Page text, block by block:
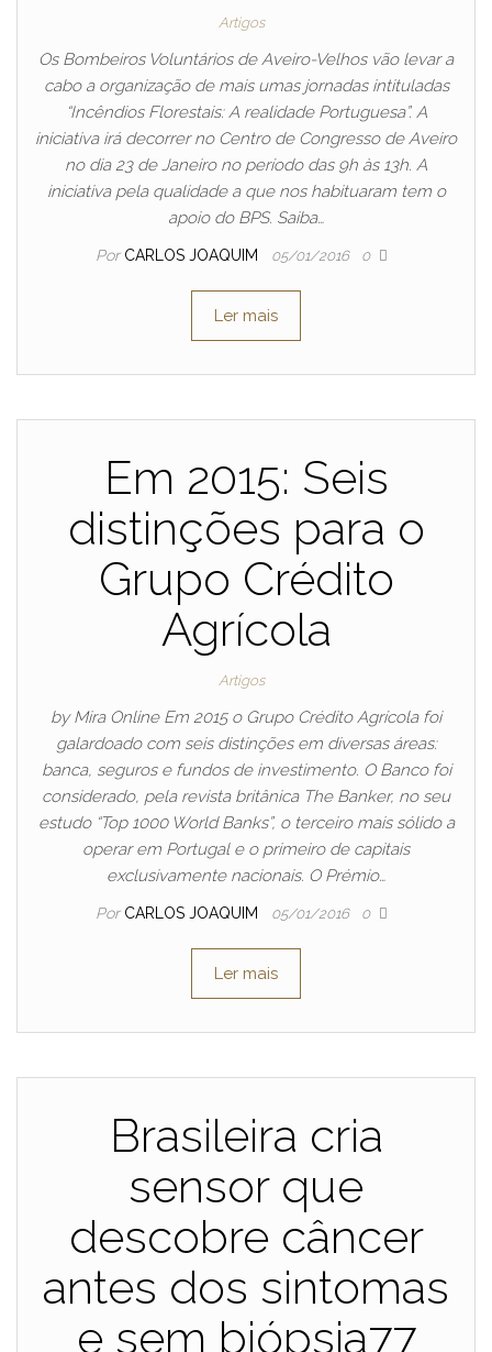
Artigos
Os Bombeiros Voluntários de Aveiro-Velhos vão levar a
cabo a organização de mais umas jornadas intituladas
“Incêndios Florestais: A realidade Portuguesa”. A
iniciativa irá decorrer no Centro de Congresso de Aveiro
no dia 23 de Janeiro no período das 9h às 13h. A
iniciativa pela qualidade a que nos habituaram tem o
apoio do BPS. Saiba…
Por CARLOS JOAQUIM 05/01/2016 0
Ler mais
Em 2015: Seis
distinções para o
Grupo Crédito
Agrícola
Artigos
by Mira Online Em 2015 o Grupo Crédito Agrícola foi
galardoado com seis distinções em diversas áreas:
banca, seguros e fundos de investimento. O Banco foi
considerado, pela revista britânica The Banker, no seu
estudo “Top 1000 World Banks”, o terceiro mais sólido a
operar em Portugal e o primeiro de capitais
exclusivamente nacionais. O Prémio…
Por CARLOS JOAQUIM 05/01/2016 0
Ler mais
Brasileira cria
sensor que
descobre câncer
antes dos sintomas
e sem biópsia77